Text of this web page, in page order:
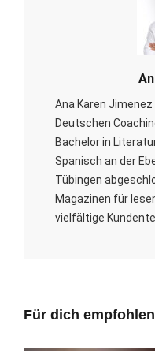
Ana Karen
Deutschen
Bachelor in
Spanisch an der
Tübingen
Magazinen für
vielfältige
Für dich empfohlen